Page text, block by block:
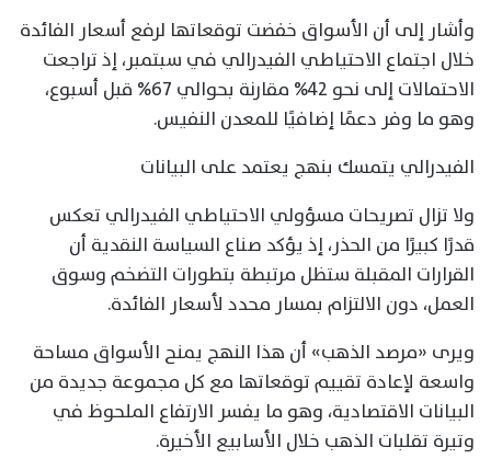
وأشار إلى أن الأسواق خفضت توقعاتها لرفع أسعار الفائدة
خلال اجتماع الاحتياطي الفيدرالي في سبتمبر، إذ تراجعت
الاحتمالات إلى نحو 42% مقارنة بحوالي 67% قبل أسبوع،
وهو ما وفر دعمًا إضافيًا للمعدن النفيس.
الفيدرالي يتمسك بنهج يعتمد على البيانات
ولا تزال تصريحات مسؤولي الاحتياطي الفيدرالي تعكس
قدرًا كبيرًا من الحذر، إذ يؤكد صناع السياسة النقدية أن
القرارات المقبلة ستظل مرتبطة بتطورات التضخم وسوق
العمل، دون الالتزام بمسار محدد لأسعار الفائدة.
ويرى «مرصد الذهب» أن هذا النهج يمنح الأسواق مساحة
واسعة لإعادة تقييم توقعاتها مع كل مجموعة جديدة من
البيانات الاقتصادية، وهو ما يفسر الارتفاع الملحوظ في
وتيرة تقلبات الذهب خلال الأسابيع الأخيرة.